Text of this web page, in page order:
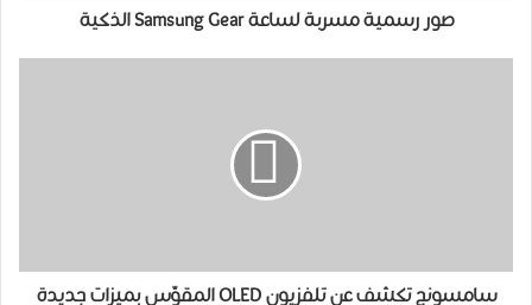
صور رسمية مسربة لساعة Samsung Gear الذكية
سامسونج تكشف عن تلفزيون OLED المقوّس بميزات جديدة